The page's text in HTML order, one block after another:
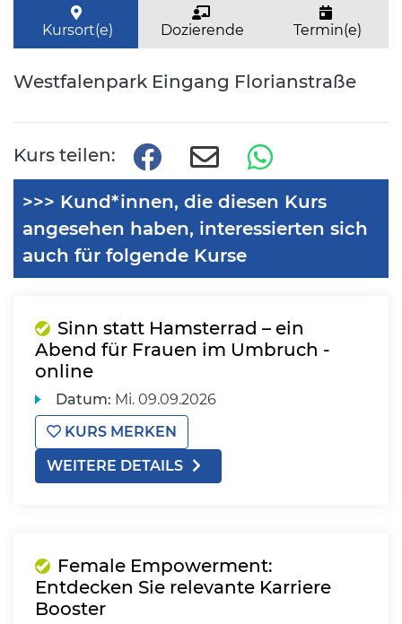
Kursort(e) Dozierende Termin(e)
Westfalenpark Eingang Florianstraße
Kurs teilen:
>>> Kund*innen, die diesen Kurs
angesehen haben, interessierten sich
auch für folgende Kurse
Sinn statt Hamsterrad – ein
Abend für Frauen im Umbruch -
online
Datum: Mi. 09.09.2026
KURS MERKEN
WEITERE DETAILS
Female Empowerment:
Entdecken Sie relevante Karriere
Booster